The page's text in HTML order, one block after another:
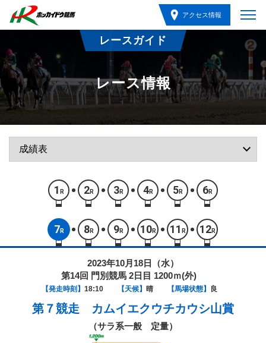
アクセス情報
レースガイド
レース情報
1 R 2R 3R 4R 5R 6R
7 R 8R 9R 10R 11 R 12R
2023年10月18日（水）
第14回 門別競馬 2日目 1200ｍ(外)
【発走時刻】 18:10 【天候】 晴 【馬場状態】 良
第７競走 カムイエクウチカウシ山賞
（サラ系一般 定量）